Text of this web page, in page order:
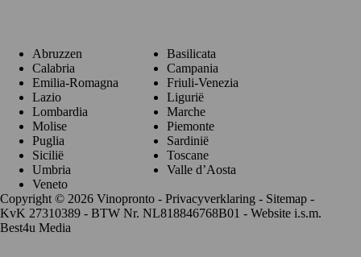
Abruzzen
Basilicata
Calabria
Campania
Emilia-Romagna
Friuli-Venezia
Lazio
Ligurië
Lombardia
Marche
Molise
Piemonte
Puglia
Sardinië
Sicilië
Toscane
Umbria
Valle d’Aosta
Veneto
Copyright © 2026 Vinopronto - Privacyverklaring - Sitemap -
KvK 27310389 - BTW Nr. NL818846768B01 - Website i.s.m.
Best4u Media